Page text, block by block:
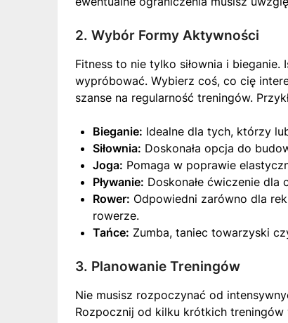
2. Wybór Formy Aktywności
Fitness to nie tylko siłownia i
wypróbować. Wybierz coś, co cię
szanse na regularność treningów.
Bieganie: Idealne dla tych, którzy
Siłownia: Doskonała opcja do
Joga: Pomaga w poprawie
Pływanie: Doskonałe ćwiczenie dla
Rower: Odpowiedni zarówno dla
rowerze.
Tańce: Zumba, taniec towarzyski
3. Planowanie Treningów
Nie musisz rozpoczynać od
Rozpocznij od kilku krótkich